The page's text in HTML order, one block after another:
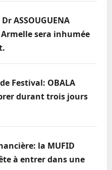
ASSOUGUENA
Armelle sera inhumée
Festival: OBALA
durant trois jours
la MUFID
à entrer dans une